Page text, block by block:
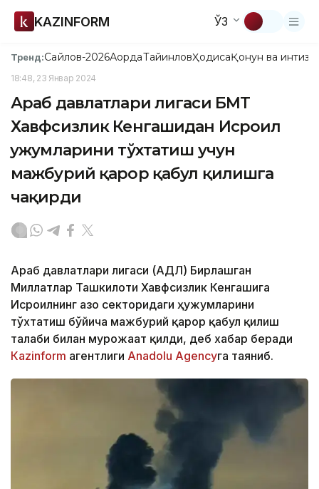
KAZINFORM ЎЗ
Тренд:Сайлов-2026АқордаТайинловҲодисаҚонун ва
18:48, 23 Январ 2024
Араб давлатлари лигаси БМТ
Хавфсизлик Кенгашидан Исроил
ҳужумларини тўхтатиш учун
мажбурий қарор қабул қилишга
чақирди
Араб давлатлари лигаси (АДЛ) Бирлашган
Миллатлар Ташкилоти Хавфсизлик Кенгашига
Исроилнинг Ғазо секторидаги ҳужумларини
тўхтатиш бўйича мажбурий қарор қабул қилиш
талаби билан мурожаат қилди, деб хабар беради
Каzinform агентлиги Anadolu Agencyга таяниб.